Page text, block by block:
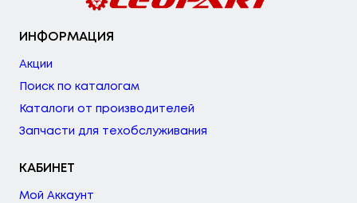
ИНФОРМАЦИЯ
Акции
Поиск по каталогам
Каталоги от производителей
Запчасти для техобслуживания
КАБИНЕТ
Мой Аккаунт